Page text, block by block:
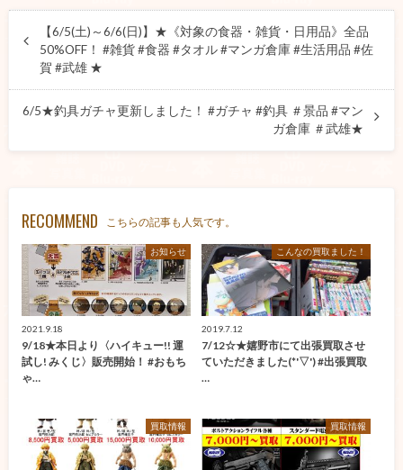
【6/5(土)～6/6(日)】★《対象の食器・雑貨・日用品》全品
50%OFF！ #雑貨 #食器 #タオル #マンガ倉庫 #生活用品 #佐
賀 #武雄 ★
6/5★釣具ガチャ更新しました！ #ガチャ #釣具 ＃景品 #マン
ガ倉庫 ＃武雄★
RECOMMEND こちらの記事も人気です。
お知らせ
2021.9.18
9/18★本日より〈ハイキュー!! 運
試し! みくじ〉販売開始！ #おもち
ゃ…
こんなの買取ました！
2019.7.12
7/12☆★嬉野市にて出張買取させ
ていただきました(*'▽') #出張買取
…
買取情報 買取情報